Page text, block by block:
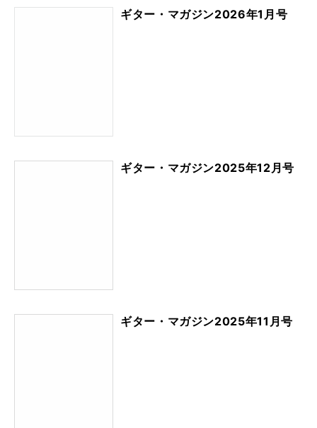
ギター・マガジン2026年1月号
ギター・マガジン2025年12月号
ギター・マガジン2025年11月号